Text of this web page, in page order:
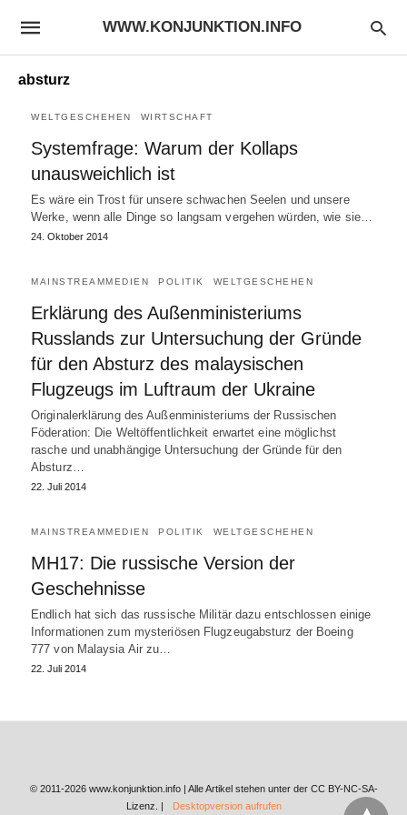
WWW.KONJUNKTION.INFO
absturz
WELTGESCHEHEN WIRTSCHAFT
Systemfrage: Warum der Kollaps
unausweichlich ist
Es wäre ein Trost für unsere schwachen Seelen und unsere
Werke, wenn alle Dinge so langsam vergehen würden, wie sie…
24. Oktober 2014
MAINSTREAMMEDIEN POLITIK WELTGESCHEHEN
Erklärung des Außenministeriums
Russlands zur Untersuchung der Gründe
für den Absturz des malaysischen
Flugzeugs im Luftraum der Ukraine
Originalerklärung des Außenministeriums der Russischen
Föderation: Die Weltöffentlichkeit erwartet eine möglichst
rasche und unabhängige Untersuchung der Gründe für den
Absturz…
22. Juli 2014
MAINSTREAMMEDIEN POLITIK WELTGESCHEHEN
MH17: Die russische Version der
Geschehnisse
Endlich hat sich das russische Militär dazu entschlossen einige
Informationen zum mysteriösen Flugzeugabsturz der Boeing
777 von Malaysia Air zu…
22. Juli 2014
© 2011-2026 www.konjunktion.info | Alle Artikel stehen unter der CC BY-NC-SA-
Lizenz. |
Desktopversion aufrufen